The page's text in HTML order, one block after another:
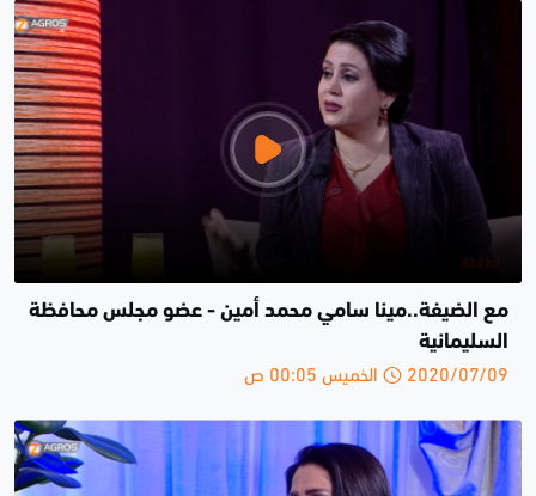
مع الضيفة..مينا سامي محمد أمين - عضو مجلس محافظة
السليمانية
2020/07/09 الخميس 00:05 ص